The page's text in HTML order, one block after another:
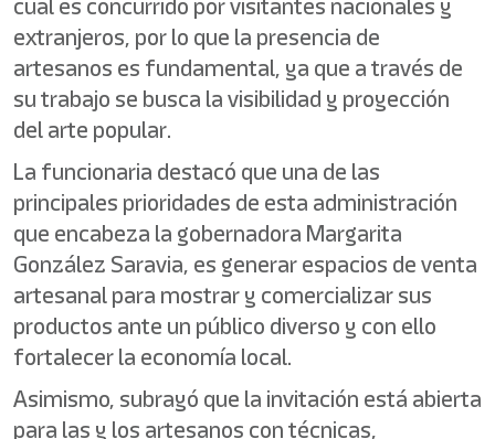
extranjeros, por lo que la presencia de
artesanos es fundamental, ya que a través de
su trabajo se busca la visibilidad y proyección
del arte popular.
La funcionaria destacó que una de las
principales prioridades de esta administración
que encabeza la gobernadora Margarita
González Saravia, es generar espacios de venta
artesanal para mostrar y comercializar sus
productos ante un público diverso y con ello
fortalecer la economía local.
Asimismo, subrayó que la invitación está abierta
para las y los artesanos con técnicas,